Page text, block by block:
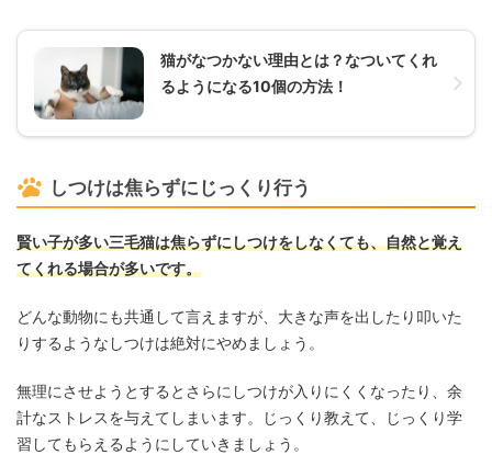
猫がなつかない理由とは？なついてくれ
るようになる10個の方法！
しつけは焦らずにじっくり行う
賢い子が多い三毛猫は焦らずにしつけをしなくても、自然と覚え
てくれる場合が多いです。
どんな動物にも共通して言えますが、大きな声を出したり叩いた
りするようなしつけは絶対にやめましょう。
無理にさせようとするとさらにしつけが入りにくくなったり、余
計なストレスを与えてしまいます。じっくり教えて、じっくり学
習してもらえるようにしていきましょう。